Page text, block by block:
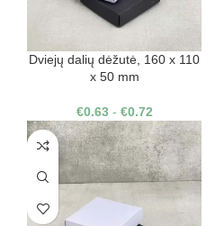
Dviejų dalių dėžutė, 160 x 110
x 50 mm
€0.63- €0.72